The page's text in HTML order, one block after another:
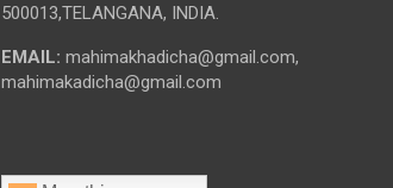
500013,TELANGANA, INDIA.
EMAIL: mahimakhadicha@gmail.com,
mahimakadicha@gmail.com